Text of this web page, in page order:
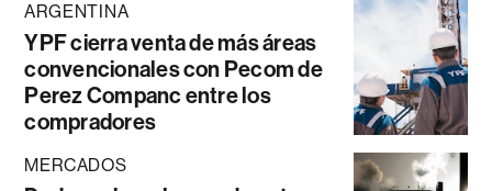
ARGENTINA
YPF cierra venta de más áreas
convencionales con Pecom de
Perez Companc entre los
compradores
MERCADOS